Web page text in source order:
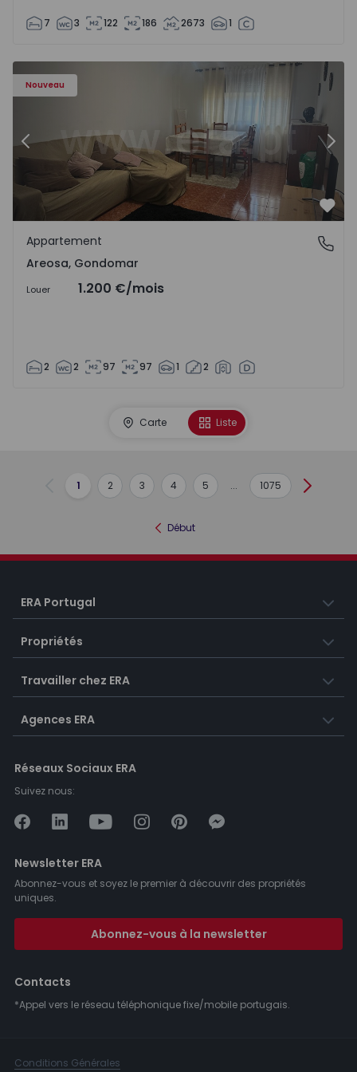
7 3 122 186 2673 1
Nouveau
Appartement T2 Gondomar, Areosa - 1574869 - 1
Précédent
Areosa, Gondomar
Appartement
Areosa, Gondomar
Louer 1.200 €/mois
2 2 97 97 1 2
Carte Liste
Précédent
1 2 3 4 5 ... 1075 Suivant
Début
ERA Portugal
Propriétés
Travailler chez ERA
Agences ERA
Réseaux Sociaux ERA
Suivez nous:
Newsletter ERA
Abonnez-vous et soyez le premier à découvrir des propriétés
uniques.
Abonnez-vous à la newsletter
Contacts
*Appel vers le réseau téléphonique fixe/mobile portugais.
Conditions Générales